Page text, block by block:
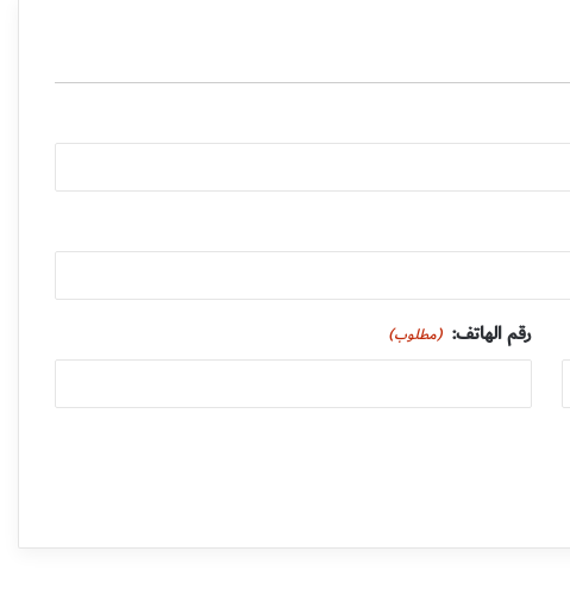
رقم الهاتف: (مطلوب)